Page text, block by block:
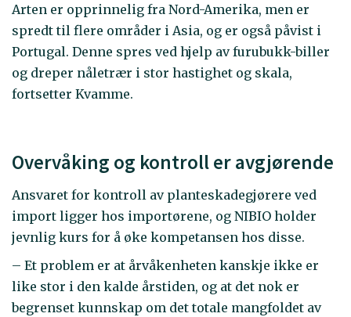
Arten er opprinnelig fra Nord-Amerika, men er
spredt til flere områder i Asia, og er også påvist i
Portugal. Denne spres ved hjelp av furubukk-biller
og dreper nåletrær i stor hastighet og skala,
fortsetter Kvamme.
Overvåking og kontroll er avgjørende
Ansvaret for kontroll av planteskadegjørere ved
import ligger hos importørene, og NIBIO holder
jevnlig kurs for å øke kompetansen hos disse.
– Et problem er at årvåkenheten kanskje ikke er
like stor i den kalde årstiden, og at det nok er
begrenset kunnskap om det totale mangfoldet av